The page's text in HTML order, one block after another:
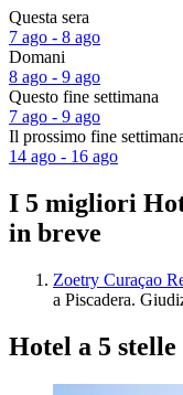
Questa sera
7 ago - 8 ago
Domani
8 ago - 9 ago
Questo fine settimana
7 ago - 9 ago
Il prossimo fine
14 ago - 16 ago
I 5 migliori
in breve
Zoetry Curaçao
a Piscadera.
Hotel a 5